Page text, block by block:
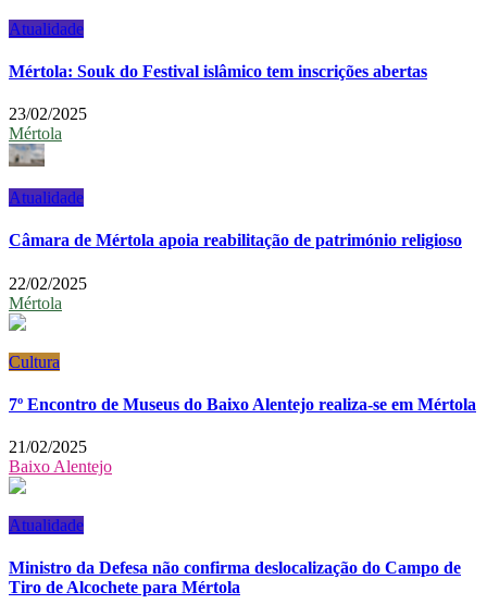
Atualidade
Mértola: Souk do Festival islâmico tem inscrições abertas
23/02/2025
Mértola
Atualidade
Câmara de Mértola apoia reabilitação de património religioso
22/02/2025
Mértola
Cultura
7º Encontro de Museus do Baixo Alentejo realiza-se em Mértola
21/02/2025
Baixo Alentejo
Atualidade
Ministro da Defesa não confirma deslocalização do Campo de
Tiro de Alcochete para Mértola